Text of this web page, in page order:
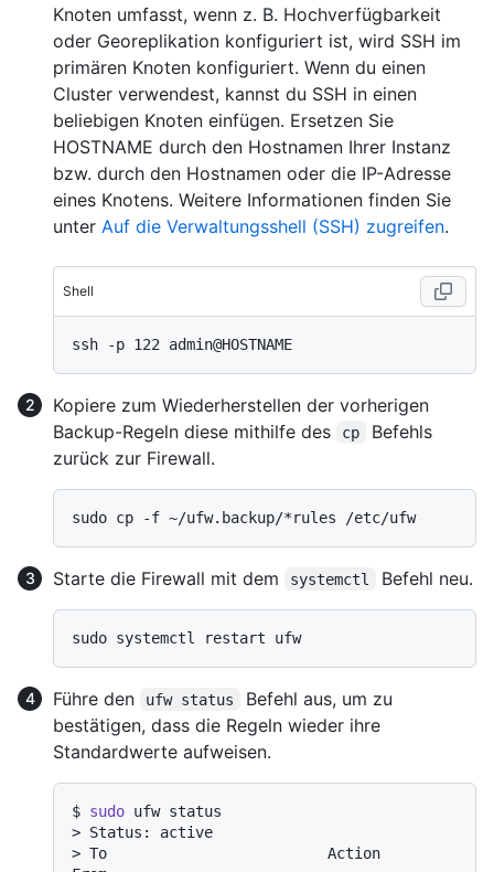
Knoten umfasst, wenn z. B. Hochverfügbarkeit
oder Georeplikation konfiguriert ist, wird SSH im
primären Knoten konfiguriert. Wenn du einen
Cluster verwendest, kannst du SSH in einen
beliebigen Knoten einfügen. Ersetzen Sie
HOSTNAME durch den Hostnamen Ihrer Instanz
bzw. durch den Hostnamen oder die IP-Adresse
eines Knotens. Weitere Informationen finden Sie
unter Auf die Verwaltungsshell (SSH) zugreifen.
Shell
Kopiere zum Wiederherstellen der vorherigen
Backup-Regeln diese mithilfe des
cp
Befehls
zurück zur Firewall.
Starte die Firewall mit dem systemctl Befehl neu.
Führe den ufw status
Befehl aus, um zu
bestätigen, dass die Regeln wieder ihre
Standardwerte aufweisen.
$ sudo ufw status
> Status: active
> To                         Action